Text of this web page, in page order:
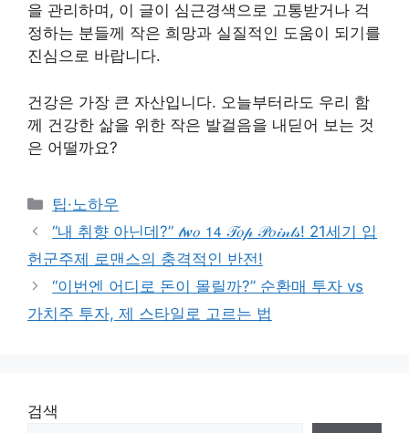
을 관리하며, 이 글이 심근경색으로 고통받거나 걱
정하는 분들께 작은 희망과 실질적인 도움이 되기를
진심으로 바랍니다.
건강은 가장 큰 자산입니다. 오늘부터라도 우리 함
께 건강한 삶을 위한 작은 발걸음을 내딛어 보는 것
은 어떨까요?
Categories
팁·노하우
“내 취향 아닌데?” 𝓉𝒘𝑜 𝟣𝟦 𝒯𝑜𝓅 𝒫𝑜𝒾𝓃𝓉𝓈! 21세기 입
헌군주제 로맨스의 충격적인 반전!
“이번엔 어디로 돈이 몰릴까?” 순환매 투자 vs
가치주 투자, 제 스타일로 고르는 법
검색